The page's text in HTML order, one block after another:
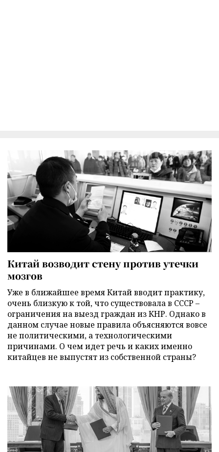
Китай возводит стену против утечки
мозгов
Уже в ближайшее время Китай вводит практику,
очень близкую к той, что существовала в СССР –
ограничения на выезд граждан из КНР. Однако в
данном случае новые правила объясняются вовсе
не политическими, а технологическими
причинами. О чем идет речь и каких именно
китайцев не выпустят из собственной страны?